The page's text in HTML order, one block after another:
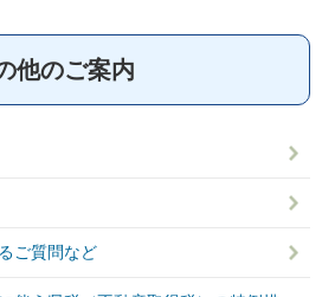
他のご案内
ご質問など